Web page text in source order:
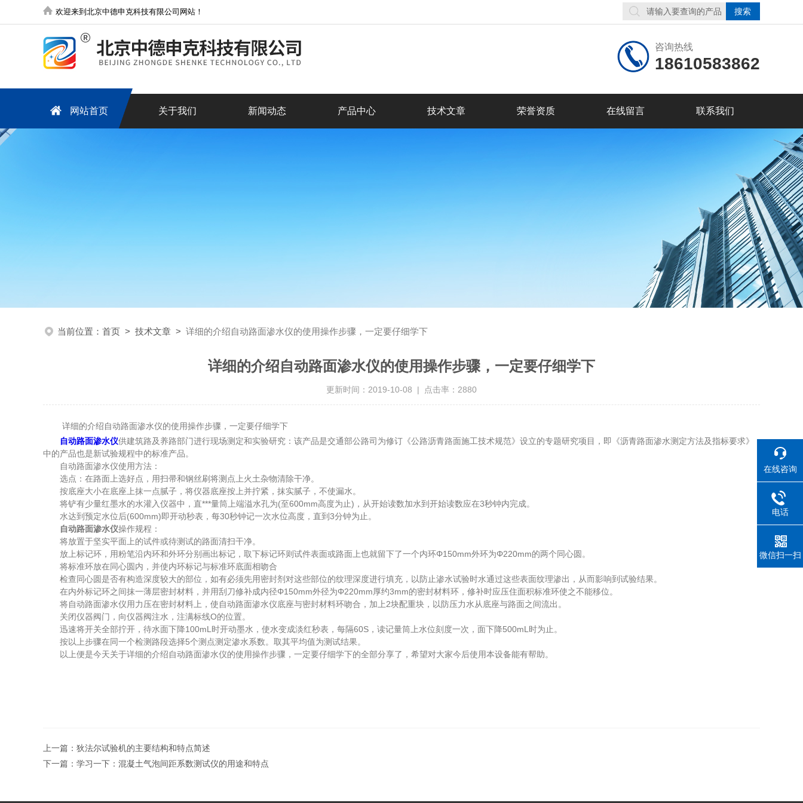
欢迎来到北京中德申克科技有限公司网站！
咨询热线
18610583862
网站首页 关于我们 新闻动态 产品中心 技术文章 荣誉资质 在线留言 联系我们
当前位置： 首页 > 技术文章 > 详细的介绍自动路面渗水仪的使用操作步骤，一定要仔细学下
详细的介绍自动路面渗水仪的使用操作步骤，一定要仔细学下
更新时间：2019-10-08 | 点击率：2880
详细的介绍自动路面渗水仪的使用操作步骤，一定要仔细学下
自动路面渗水仪供建筑路及养路部门进行现场测定和实验研究：该产品是交通部公路司为修订《公路沥青路面施工技术规范》设立的专题研究项目，即《沥青路面渗水测定方法及指标要求》
中的产品也是新试验规程中的标准产品。
自动路面渗水仪使用方法：
选点：在路面上选好点，用扫帚和钢丝刷将测点上火土杂物清除干净。
按底座大小在底座上抹一点腻子，将仪器底座按上并拧紧，抹实腻子，不使漏水。
将铲有少量红墨水的水灌入仪器中，直***量筒上端溢水孔为(至600mm高度为止)，从开始读数加水到开始读数应在3秒钟内完成。
水达到预定水位后(600mm)即开动秒表，每30秒钟记一次水位高度，直到3分钟为止。
自动路面渗水仪操作规程：
将放置于坚实平面上的试件或待测试的路面清扫干净。
放上标记环，用粉笔沿内环和外环分别画出标记，取下标记环则试件表面或路面上也就留下了一个内环Φ150mm外环为Φ220mm的两个同心圆。
将标准环放在同心圆内，并使内环标记与标准环底面相吻合
检查同心圆是否有构造深度较大的部位，如有必须先用密封剂对这些部位的纹理深度进行填充，以防止渗水试验时水通过这些表面纹理渗出，从而影响到试验结果。
在内外标记环之间抹一薄层密封材料，并用刮刀修补成内径Φ150mm外径为Φ220mm厚约3mm的密封材料环，修补时应压住面积标准环使之不能移位。
将自动路面渗水仪用力压在密封材料上，使自动路面渗水仪底座与密封材料环吻合，加上2块配重块，以防压力水从底座与路面之间流出。
关闭仪器阀门，向仪器阀注水，注满标线O的位置。
迅速将开关全部拧开，待水面下降100mL时开动墨水，使水变成淡红秒表，每隔60S，读记量筒上水位刻度一次，面下降500mL时为止。
按以上步骤在同一个检测路段选择5个测点测定渗水系数。取其平均值为测试结果。
以上便是今天关于详细的介绍自动路面渗水仪的使用操作步骤，一定要仔细学下的全部分享了，希望对大家今后使用本设备能有帮助。
上一篇： 狄法尔试验机的主要结构和特点简述
下一篇： 学习一下：混凝土气泡间距系数测试仪的用途和特点
在线咨询
电话
微信扫一扫